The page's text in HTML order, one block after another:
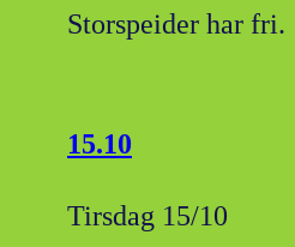
Storspeider har fri.
15.10
Tirsdag